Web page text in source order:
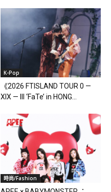
K-Pop
《2026 FTISLAND TOUR 0 —
XIX — III ‘FaTe’ in HONG...
時尚/Fashion